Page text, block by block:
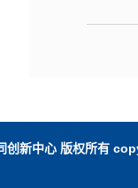
创新中心 版权所有